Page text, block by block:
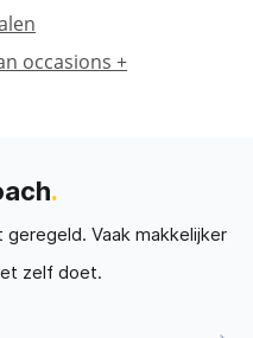
occasions +
.
Vaak makkelijker
zelf doet.